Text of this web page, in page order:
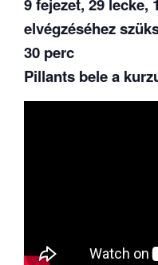
9 fejezet, 29 lecke,
elvégzéséhez
30 perc
Pillants bele a